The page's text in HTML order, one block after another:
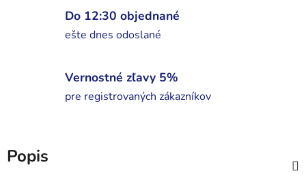
Do 12:30 objednané
ešte dnes odoslané
Vernostné zľavy 5%
pre registrovaných zákazníkov
Popis